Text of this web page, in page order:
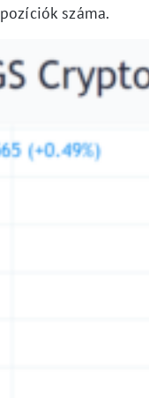
száma.